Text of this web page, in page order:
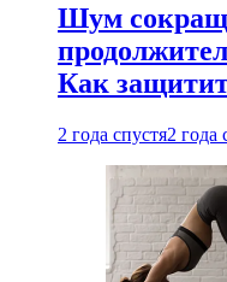
Шум
Как
2 года спустя2 года